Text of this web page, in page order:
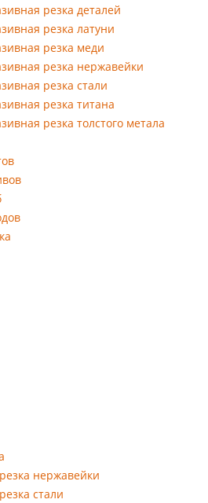
резка деталей
резка латуни
резка меди
резка нержавейки
резка стали
резка титана
резка толстого метала
нержавейки
стали